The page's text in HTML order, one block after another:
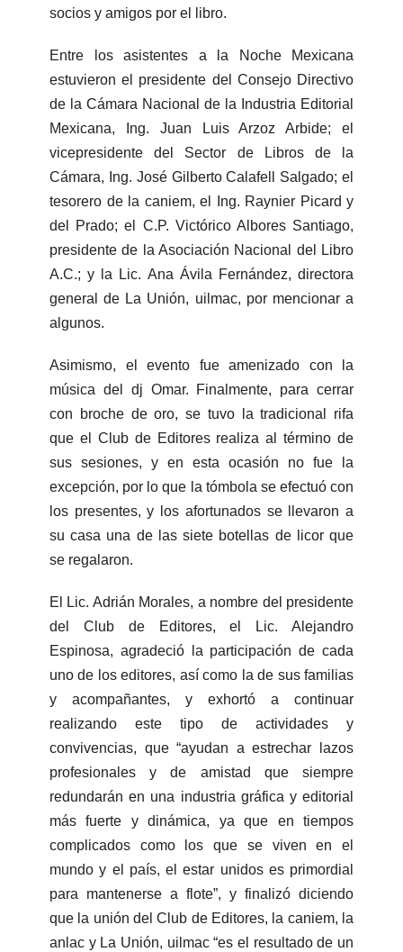
socios y amigos por el libro.
Entre los asistentes a la Noche Mexicana
estuvieron el presidente del Consejo Directivo
de la Cámara Nacional de la Industria Editorial
Mexicana, Ing. Juan Luis Arzoz Arbide; el
vicepresidente del Sector de Libros de la
Cámara, Ing. José Gilberto Calafell Salgado; el
tesorero de la caniem, el Ing. Raynier Picard y
del Prado; el C.P. Victórico Albores Santiago,
presidente de la Asociación Nacional del Libro
A.C.; y la Lic. Ana Ávila Fernández, directora
general de La Unión, uilmac, por mencionar a
algunos.
Asimismo, el evento fue amenizado con la
música del dj Omar. Finalmente, para cerrar
con broche de oro, se tuvo la tradicional rifa
que el Club de Editores realiza al término de
sus sesiones, y en esta ocasión no fue la
excepción, por lo que la tómbola se efectuó con
los presentes, y los afortunados se llevaron a
su casa una de las siete botellas de licor que
se regalaron.
El Lic. Adrián Morales, a nombre del presidente
del Club de Editores, el Lic. Alejandro
Espinosa, agradeció la participación de cada
uno de los editores, así como la de sus familias
y acompañantes, y exhortó a continuar
realizando este tipo de actividades y
convivencias, que “ayudan a estrechar lazos
profesionales y de amistad que siempre
redundarán en una industria gráfica y editorial
más fuerte y dinámica, ya que en tiempos
complicados como los que se viven en el
mundo y el país, el estar unidos es primordial
para mantenerse a flote”, y finalizó diciendo
que la unión del Club de Editores, la caniem, la
anlac y La Unión, uilmac “es el resultado de un